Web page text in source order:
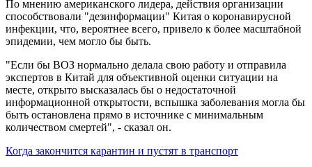
По мнению американского лидера, действия организации
способствовали "дезинформации" Китая о коронавирусной
инфекции, что, вероятнее всего, привело к более масштабной
эпидемии, чем могло бы быть.
"Если бы ВОЗ нормально делала свою работу и отправила
экспертов в Китай для объективной оценки ситуации на
месте, открыто высказалась бы о недостаточной
информационной открытости, вспышка заболевания могла бы
быть остановлена прямо в источнике с минимальным
количеством смертей", - сказал он.
Когда закончится карантин и пустят в транспорт